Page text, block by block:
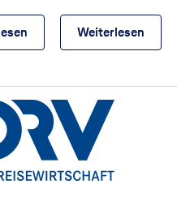
Weiterlesen